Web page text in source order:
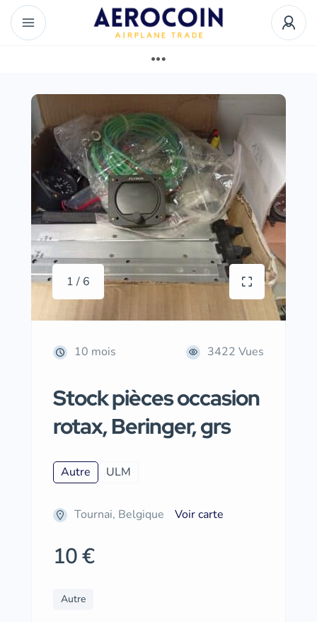
1 / 6
10 mois 3422 Vues
Stock pièces occasion
rotax, Beringer, grs
Autre ULM
Tournai, Belgique Voir carte
10 €
Autre